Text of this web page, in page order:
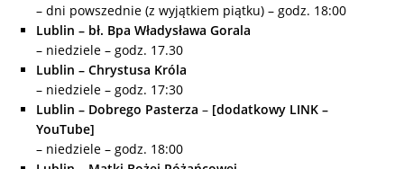
– dni powszednie (z wyjątkiem piątku) – godz. 18:00
Lublin – bł. Bpa Władysława Gorala
– niedziele – godz. 17.30
Lublin – Chrystusa Króla
– niedziele – godz. 17:30
Lublin – Dobrego Pasterza – [dodatkowy LINK –
YouTube]
– niedziele – godz. 18:00